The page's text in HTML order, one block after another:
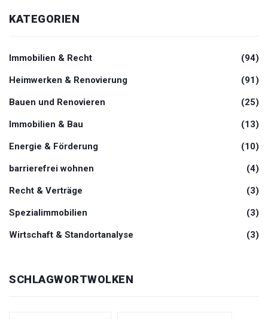
KATEGORIEN
Immobilien & Recht (94)
Heimwerken & Renovierung (91)
Bauen und Renovieren (25)
Immobilien & Bau (13)
Energie & Förderung (10)
barrierefrei wohnen (4)
Recht & Verträge (3)
Spezialimmobilien (3)
Wirtschaft & Standortanalyse (3)
SCHLAGWORTWOLKEN